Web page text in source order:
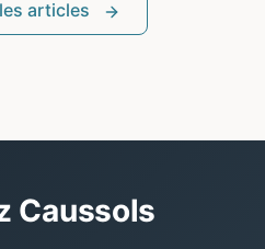
articles
Caussols